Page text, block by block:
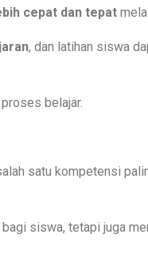
cepat dan tepat
, dan latihan siswa
belajar.
satu kompetensi
siswa, tetapi juga